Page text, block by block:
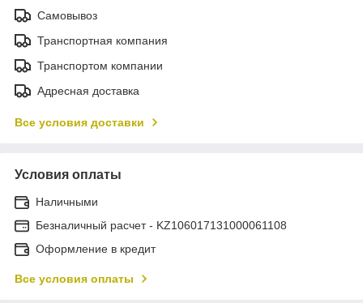
Самовывоз
Транспортная компания
Транспортом компании
Адресная доставка
Все условия доставки
Условия оплаты
Наличными
Безналичный расчет - KZ106017131000061108
Оформление в кредит
Все условия оплаты